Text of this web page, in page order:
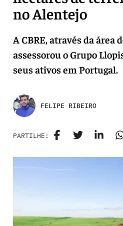
no Alentejo
A CBRE, através da área
assessorou o Grupo
seus ativos em Portugal.
FELIPE RIBEIRO
PARTILHE: